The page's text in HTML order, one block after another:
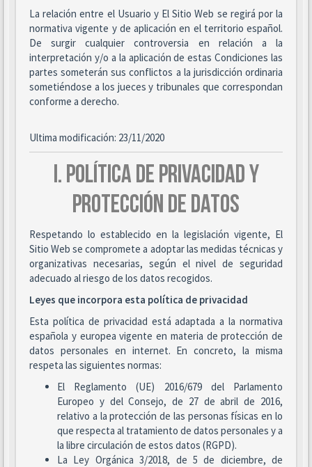
La relación entre el Usuario y El Sitio Web se regirá por la
normativa vigente y de aplicación en el territorio español.
De surgir cualquier controversia en relación a la
interpretación y/o a la aplicación de estas Condiciones las
partes someterán sus conflictos a la jurisdicción ordinaria
sometiéndose a los jueces y tribunales que correspondan
conforme a derecho.
Ultima modificación: 23/11/2020
I. POLÍTICA DE PRIVACIDAD Y
PROTECCIÓN DE DATOS
Respetando lo establecido en la legislación vigente, El
Sitio Web se compromete a adoptar las medidas técnicas y
organizativas necesarias, según el nivel de seguridad
adecuado al riesgo de los datos recogidos.
Leyes que incorpora esta política de privacidad
Esta política de privacidad está adaptada a la normativa
española y europea vigente en materia de protección de
datos personales en internet. En concreto, la misma
respeta las siguientes normas:
El Reglamento (UE) 2016/679 del Parlamento
Europeo y del Consejo, de 27 de abril de 2016,
relativo a la protección de las personas físicas en lo
que respecta al tratamiento de datos personales y a
la libre circulación de estos datos (RGPD).
La Ley Orgánica 3/2018, de 5 de diciembre, de